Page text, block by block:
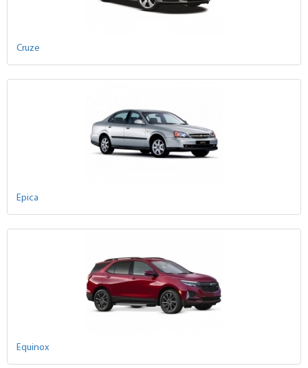
Cruze
Epica
Equinox